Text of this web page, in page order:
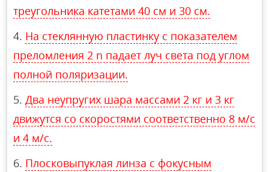
треугольника катетами 40 см и 30 см.
На стеклянную пластинку с показателем
преломления 2 n падает луч света под углом
полной поляризации.
Два неупругих шара массами 2 кг и 3 кг
движутся со скоростями соответственно 8 м/с
и 4 м/с.
Плосковыпуклая линза с фокусным